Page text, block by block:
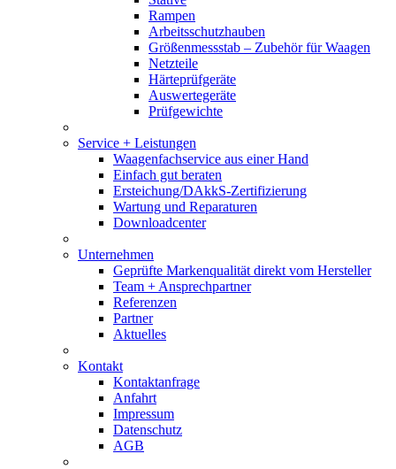
Rampen
Arbeitsschutzhauben
Größenmessstab – Zubehör für Waagen
Netzteile
Härteprüfgeräte
Auswertegeräte
Prüfgewichte
Service + Leistungen
Waagenfachservice aus einer Hand
Einfach gut beraten
Ersteichung/DAkkS-Zertifizierung
Wartung und Reparaturen
Downloadcenter
Unternehmen
Geprüfte Markenqualität direkt vom Hersteller
Team + Ansprechpartner
Referenzen
Partner
Aktuelles
Kontakt
Kontaktanfrage
Anfahrt
Impressum
Datenschutz
AGB